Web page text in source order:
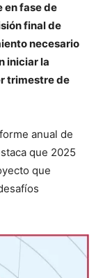
en fase de
final de
necesario
iniciar la
trimestre de
anual de
que 2025
que